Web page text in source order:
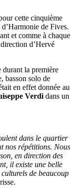
cette cinquième
de Fives.
et comme à chaque
d’Hervé
durant la première
basson solo de
en effet donnée au
Verdi dans un
dans le quartier
nos répétitions. Nous
en direction des
il existe une belle
de beaucoup